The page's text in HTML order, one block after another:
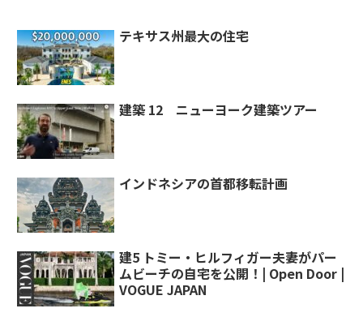
テキサス州最大の住宅
建築 12 ニューヨーク建築ツアー
インドネシアの首都移転計画
建5 トミー・ヒルフィガー夫妻がパー
ムビーチの自宅を公開！| Open Door |
VOGUE JAPAN